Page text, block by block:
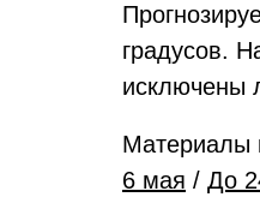
градусов.
исключены
Материалы
6 мая / До